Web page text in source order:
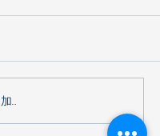
ョコレート工場
…